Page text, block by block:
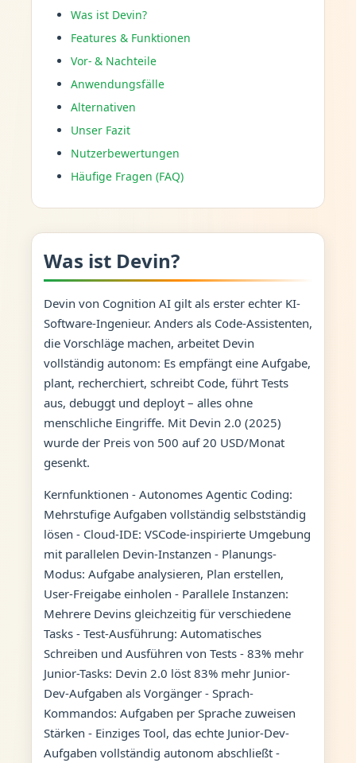
Was ist Devin?
Features & Funktionen
Vor- & Nachteile
Anwendungsfälle
Alternativen
Unser Fazit
Nutzerbewertungen
Häufige Fragen (FAQ)
Was ist Devin?
Devin von Cognition AI gilt als erster echter KI-
Software-Ingenieur. Anders als Code-Assistenten,
die Vorschläge machen, arbeitet Devin
vollständig autonom: Es empfängt eine Aufgabe,
plant, recherchiert, schreibt Code, führt Tests
aus, debuggt und deployt – alles ohne
menschliche Eingriffe. Mit Devin 2.0 (2025)
wurde der Preis von 500 auf 20 USD/Monat
gesenkt.
Kernfunktionen - Autonomes Agentic Coding:
Mehrstufige Aufgaben vollständig selbstständig
lösen - Cloud-IDE: VSCode-inspirierte Umgebung
mit parallelen Devin-Instanzen - Planungs-
Modus: Aufgabe analysieren, Plan erstellen,
User-Freigabe einholen - Parallele Instanzen:
Mehrere Devins gleichzeitig für verschiedene
Tasks - Test-Ausführung: Automatisches
Schreiben und Ausführen von Tests - 83% mehr
Junior-Tasks: Devin 2.0 löst 83% mehr Junior-
Dev-Aufgaben als Vorgänger - Sprach-
Kommandos: Aufgaben per Sprache zuweisen
Stärken - Einziges Tool, das echte Junior-Dev-
Aufgaben vollständig autonom abschließt -